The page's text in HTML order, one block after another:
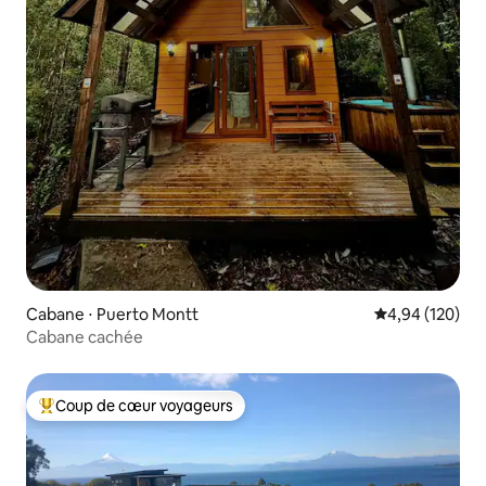
Cabane ⋅ Puerto Montt Évaluation
4,94 (120)
Cabane cachée
Coups de cœur voyageurs les plus appréciés
Coup de cœur voyageurs